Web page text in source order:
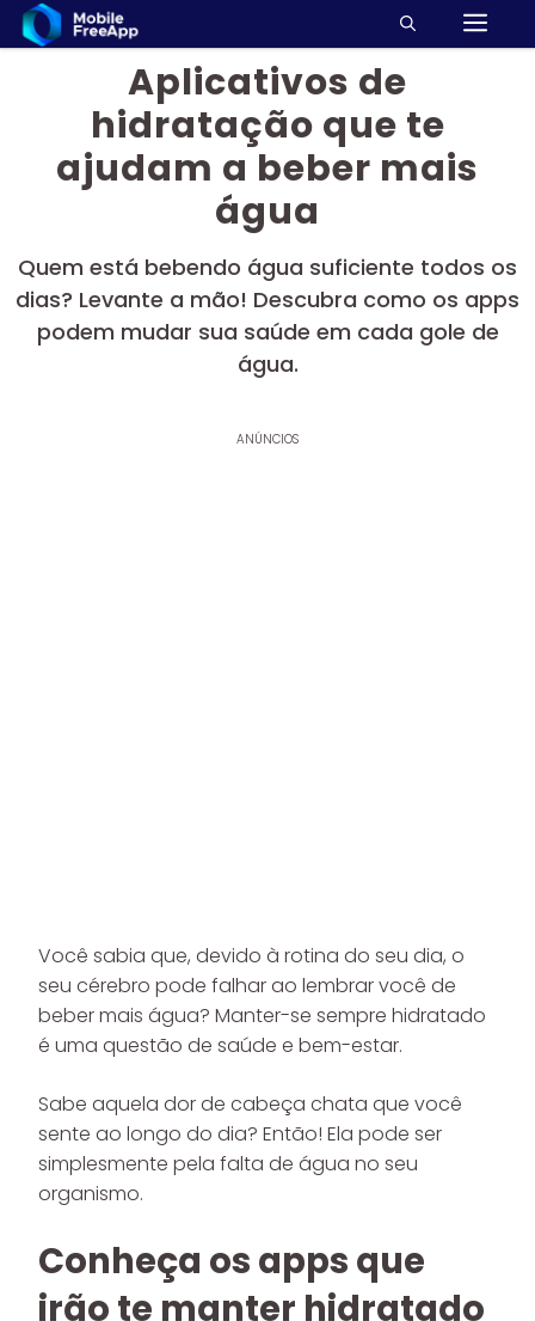
Pular
para
Aplicativos de
hidratação que te
ajudam a beber mais
água
Quem está bebendo água suficiente todos os
dias? Levante a mão! Descubra como os apps
podem mudar sua saúde em cada gole de
água.
ANÚNCIOS
Você sabia que, devido à rotina do seu dia, o
seu cérebro pode falhar ao lembrar você de
beber mais água? Manter-se sempre hidratado
é uma questão de saúde e bem-estar.
Sabe aquela dor de cabeça chata que você
sente ao longo do dia? Então! Ela pode ser
simplesmente pela falta de água no seu
organismo.
Conheça os apps que
irão te manter hidratado